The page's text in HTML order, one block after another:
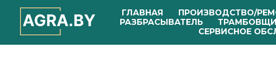
ГЛАВНАЯ
ПРОИЗВОДСТВО/
РАЗБРАСЫВАТЕЛЬ
СЕРВИСНОЕ